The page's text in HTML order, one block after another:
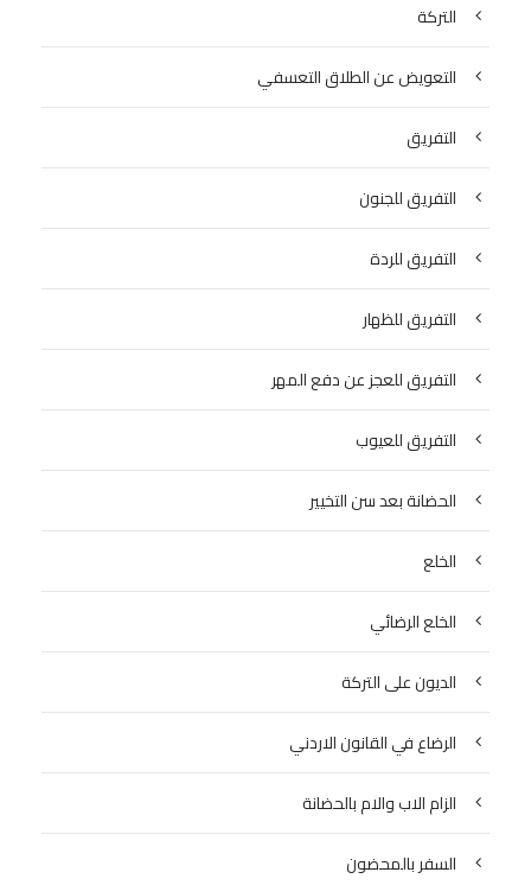
التركة
التعويض عن الطلاق التعسفي
التفريق
التفريق للجنون
التفريق للردة
التفريق للظهار
التفريق للعجز عن دفع المهر
التفريق للعيوب
الحضانة بعد سن التخيير
الخلع
الخلع الرضائي
الديون على التركة
الرضاع في القانون الاردني
الزام الاب والام بالحضانة
السفر بالمحضون